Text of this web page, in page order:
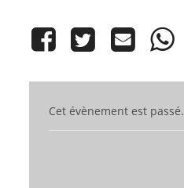
Cet évènement est passé.